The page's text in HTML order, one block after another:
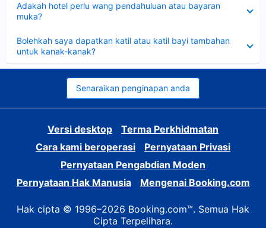
Adakah hotel perlu wang pendahuluan atau bayaran
muka?
Bolehkah saya dapatkan katil atau katil bayi tambahan
untuk kanak-kanak?
Senaraikan penginapan anda
Versi desktop
Terma Perkhidmatan
Cara kami beroperasi
Pernyataan Privasi
Pernyataan Pengabdian Moden
Pernyataan Hak Manusia
Mengenai Booking.com
Hak cipta © 1996–2026 Booking.com™. Semua Hak
Cipta Terpelihara.